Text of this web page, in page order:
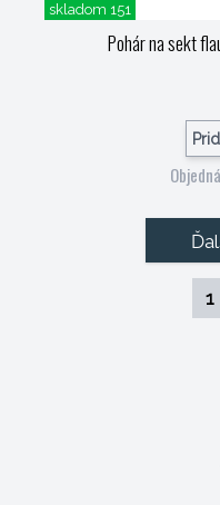
skladom 151
Pohár na sekt
1